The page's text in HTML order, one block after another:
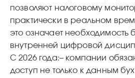
позволяют налоговому
практически в реальном
это означает необходимость
внутренней цифровой
С 2026 года:– компании
доступ не только к данным